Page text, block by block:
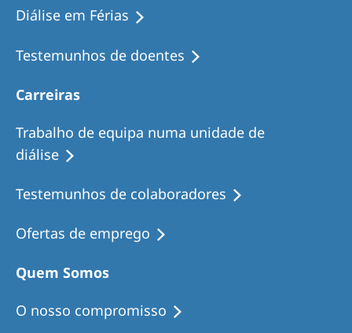
Diálise em Férias
Testemunhos de doentes
Carreiras
Trabalho de equipa numa unidade de
diálise
Testemunhos de colaboradores
Ofertas de emprego
Quem Somos
O nosso compromisso